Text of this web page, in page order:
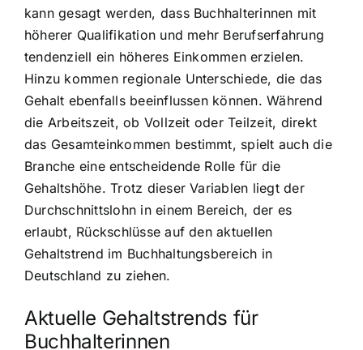
kann gesagt werden, dass Buchhalterinnen mit
höherer Qualifikation und mehr Berufserfahrung
tendenziell ein höheres Einkommen erzielen.
Hinzu kommen regionale Unterschiede, die das
Gehalt ebenfalls beeinflussen können. Während
die Arbeitszeit, ob Vollzeit oder Teilzeit, direkt
das Gesamteinkommen bestimmt, spielt auch die
Branche eine entscheidende Rolle für die
Gehaltshöhe. Trotz dieser Variablen liegt der
Durchschnittslohn in einem Bereich, der es
erlaubt, Rückschlüsse auf den aktuellen
Gehaltstrend im Buchhaltungsbereich in
Deutschland zu ziehen.
Aktuelle Gehaltstrends für
Buchhalterinnen